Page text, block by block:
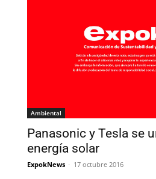
Ambiental
Panasonic y Tesla se
energía solar
ExpokNews - 17 octubre 2016